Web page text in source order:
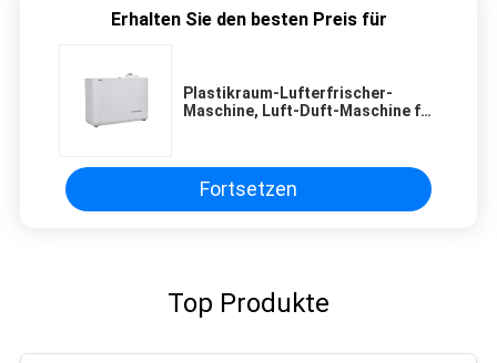
Erhalten Sie den besten Preis für
Plastikraum-Lufterfrischer-
Maschine, Luft-Duft-Maschine für
Fortsetzen
Top Produkte